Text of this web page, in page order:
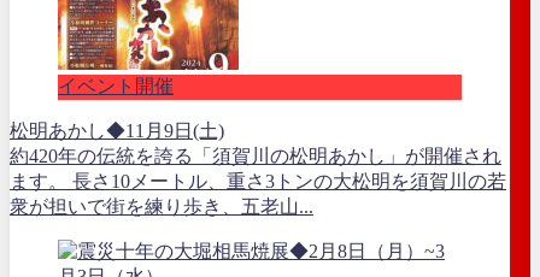
イベント開催
松明あかし◆11月9日(土)
約420年の伝統を誇る「須賀川の松明あかし」が開催され
ます。 長さ10メートル、重さ3トンの大松明を須賀川の若
衆が担いで街を練り歩き、五老山...